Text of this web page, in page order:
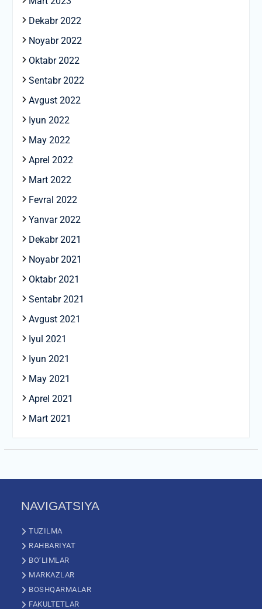
Dekabr 2022
Noyabr 2022
Oktabr 2022
Sentabr 2022
Avgust 2022
Iyun 2022
May 2022
Aprel 2022
Mart 2022
Fevral 2022
Yanvar 2022
Dekabr 2021
Noyabr 2021
Oktabr 2021
Sentabr 2021
Avgust 2021
Iyul 2021
Iyun 2021
May 2021
Aprel 2021
Mart 2021
NAVIGATSIYA
TUZILMA
RAHBARIYAT
BO’LIMLAR
MARKAZLAR
BOSHQARMALAR
FAKULTETLAR